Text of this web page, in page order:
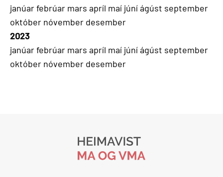
janúarfebrúar mars apríl maí júníágúst september
október nóvember desember
2023
janúarfebrúar mars apríl maí júníágúst september
október nóvember desember